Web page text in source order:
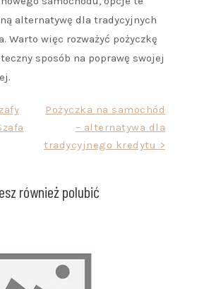
alternatywę dla tradycyjnych
Warto więc rozważyć pożyczkę
sposób na poprawę swojej
Pożyczka na samochód
– alternatywa dla
tradycyjnego kredytu >
również polubić